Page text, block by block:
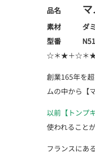
品名
素材 ダミ
型番
☆＊★＋☆＊
創業165年を
ムの中から【
以前【トンプ
使われること
フランスにあ